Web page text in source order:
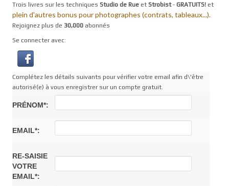
Trois livres sur les techniques Studio de Rue et Strobist- GRATUITS! et
plein d'autres bonus pour photographes (contrats, tableaux...).
Rejoignez plus de 30,000 abonnés
Se connecter avec:
Complétez les détails suivants pour vérifier votre email afin d\'être
autorisé(e) à vous enregistrer sur un compte gratuit.
PRÉNOM*:
EMAIL*:
RE-SAISIE
VOTRE
EMAIL*: